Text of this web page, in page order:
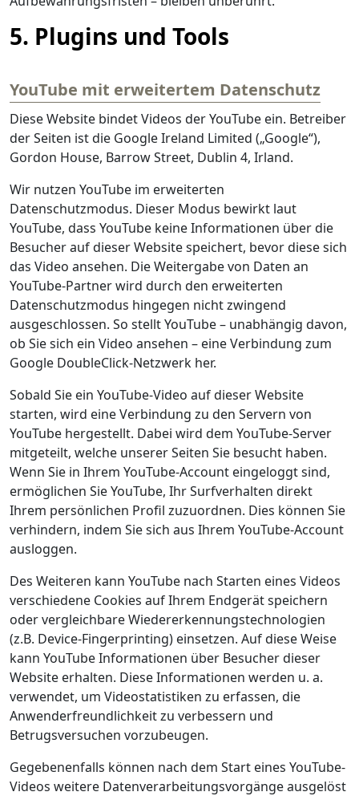
5. Plugins und Tools
YouTube mit erweitertem Datenschutz
Diese Website bindet Videos der YouTube ein. Betreiber
der Seiten ist die Google Ireland Limited („Google“),
Gordon House, Barrow Street, Dublin 4, Irland.
Wir nutzen YouTube im erweiterten
Datenschutzmodus. Dieser Modus bewirkt laut
YouTube, dass YouTube keine Informationen über die
Besucher auf dieser Website speichert, bevor diese sich
das Video ansehen. Die Weitergabe von Daten an
YouTube-Partner wird durch den erweiterten
Datenschutzmodus hingegen nicht zwingend
ausgeschlossen. So stellt YouTube – unabhängig davon,
ob Sie sich ein Video ansehen – eine Verbindung zum
Google DoubleClick-Netzwerk her.
Sobald Sie ein YouTube-Video auf dieser Website
starten, wird eine Verbindung zu den Servern von
YouTube hergestellt. Dabei wird dem YouTube-Server
mitgeteilt, welche unserer Seiten Sie besucht haben.
Wenn Sie in Ihrem YouTube-Account eingeloggt sind,
ermöglichen Sie YouTube, Ihr Surfverhalten direkt
Ihrem persönlichen Profil zuzuordnen. Dies können Sie
verhindern, indem Sie sich aus Ihrem YouTube-Account
ausloggen.
Des Weiteren kann YouTube nach Starten eines Videos
verschiedene Cookies auf Ihrem Endgerät speichern
oder vergleichbare Wiedererkennungstechnologien
(z.B. Device-Fingerprinting) einsetzen. Auf diese Weise
kann YouTube Informationen über Besucher dieser
Website erhalten. Diese Informationen werden u. a.
verwendet, um Videostatistiken zu erfassen, die
Anwenderfreundlichkeit zu verbessern und
Betrugsversuchen vorzubeugen.
Gegebenenfalls können nach dem Start eines YouTube-
Videos weitere Datenverarbeitungsvorgänge ausgelöst